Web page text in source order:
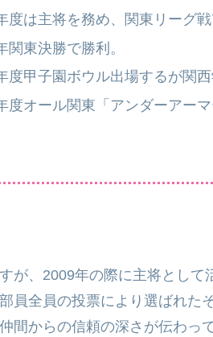
度は主将を務め、関東リーグ
関東決勝で勝利。
度甲子園ボウル出場するが関
度オール関東「アンダーアー
が、2009年の際に主将とし
員全員の投票により選ばれた
間からの信頼の深さが伝わっ